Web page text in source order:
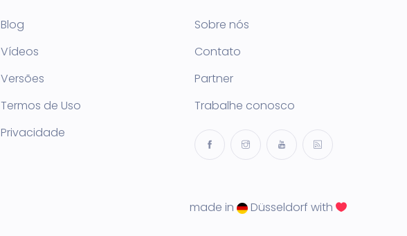
Blog
Vídeos
Versões
Termos de Uso
Privacidade
Sobre nós
Contato
Partner
Trabalhe conosco
made in Düsseldorf with